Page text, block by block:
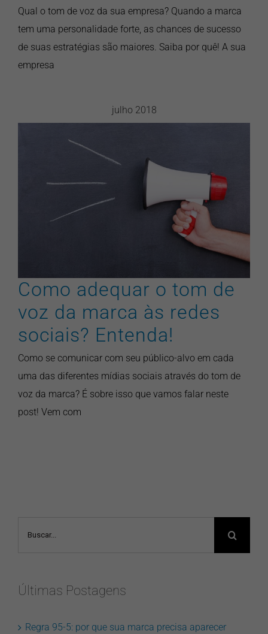
Qual o tom de voz da sua empresa? Quando a marca
tem uma personalidade forte, as chances de sucesso
de suas estratégias são maiores. Saiba por quê! A sua
empresa
julho 2018
Como adequar o tom de voz
da marca às redes sociais?
redes sociais
Como adequar o tom de
voz da marca às redes
sociais? Entenda!
Como se comunicar com seu público-alvo em cada
uma das diferentes mídias sociais através do tom de
voz da marca? É sobre isso que vamos falar neste
post! Vem com
Últimas Postagens
Regra 95-5: por que sua marca precisa aparecer